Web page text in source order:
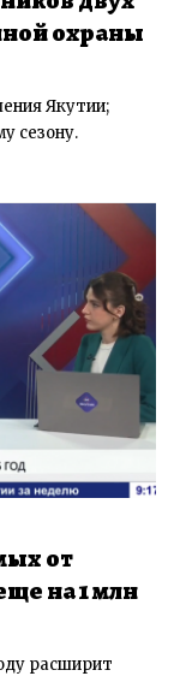
охраны
Якутии;
сезону.
от
на 1 млн
расширит